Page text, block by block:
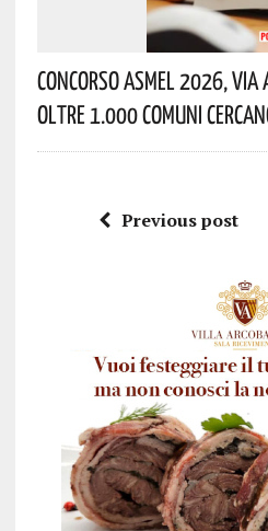
Concorso Asmel 2026,
Oltre 1.000 Comuni
Previous post